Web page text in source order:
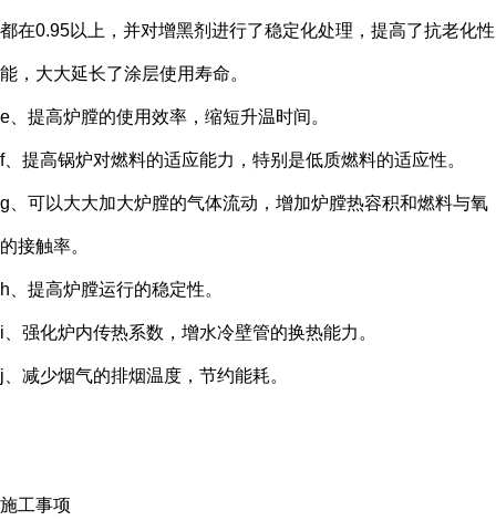
都在0.95以上，并对增黑剂进行了稳定化处理，提高了抗老化性
能，大大延长了涂层使用寿命。
e、提高炉膛的使用效率，缩短升温时间。
f、提高锅炉对燃料的适应能力，特别是低质燃料的适应性。
g、可以大大加大炉膛的气体流动，增加炉膛热容积和燃料与氧
的接触率。
h、提高炉膛运行的稳定性。
i、强化炉内传热系数，增水冷壁管的换热能力。
j、减少烟气的排烟温度，节约能耗。
施工事项